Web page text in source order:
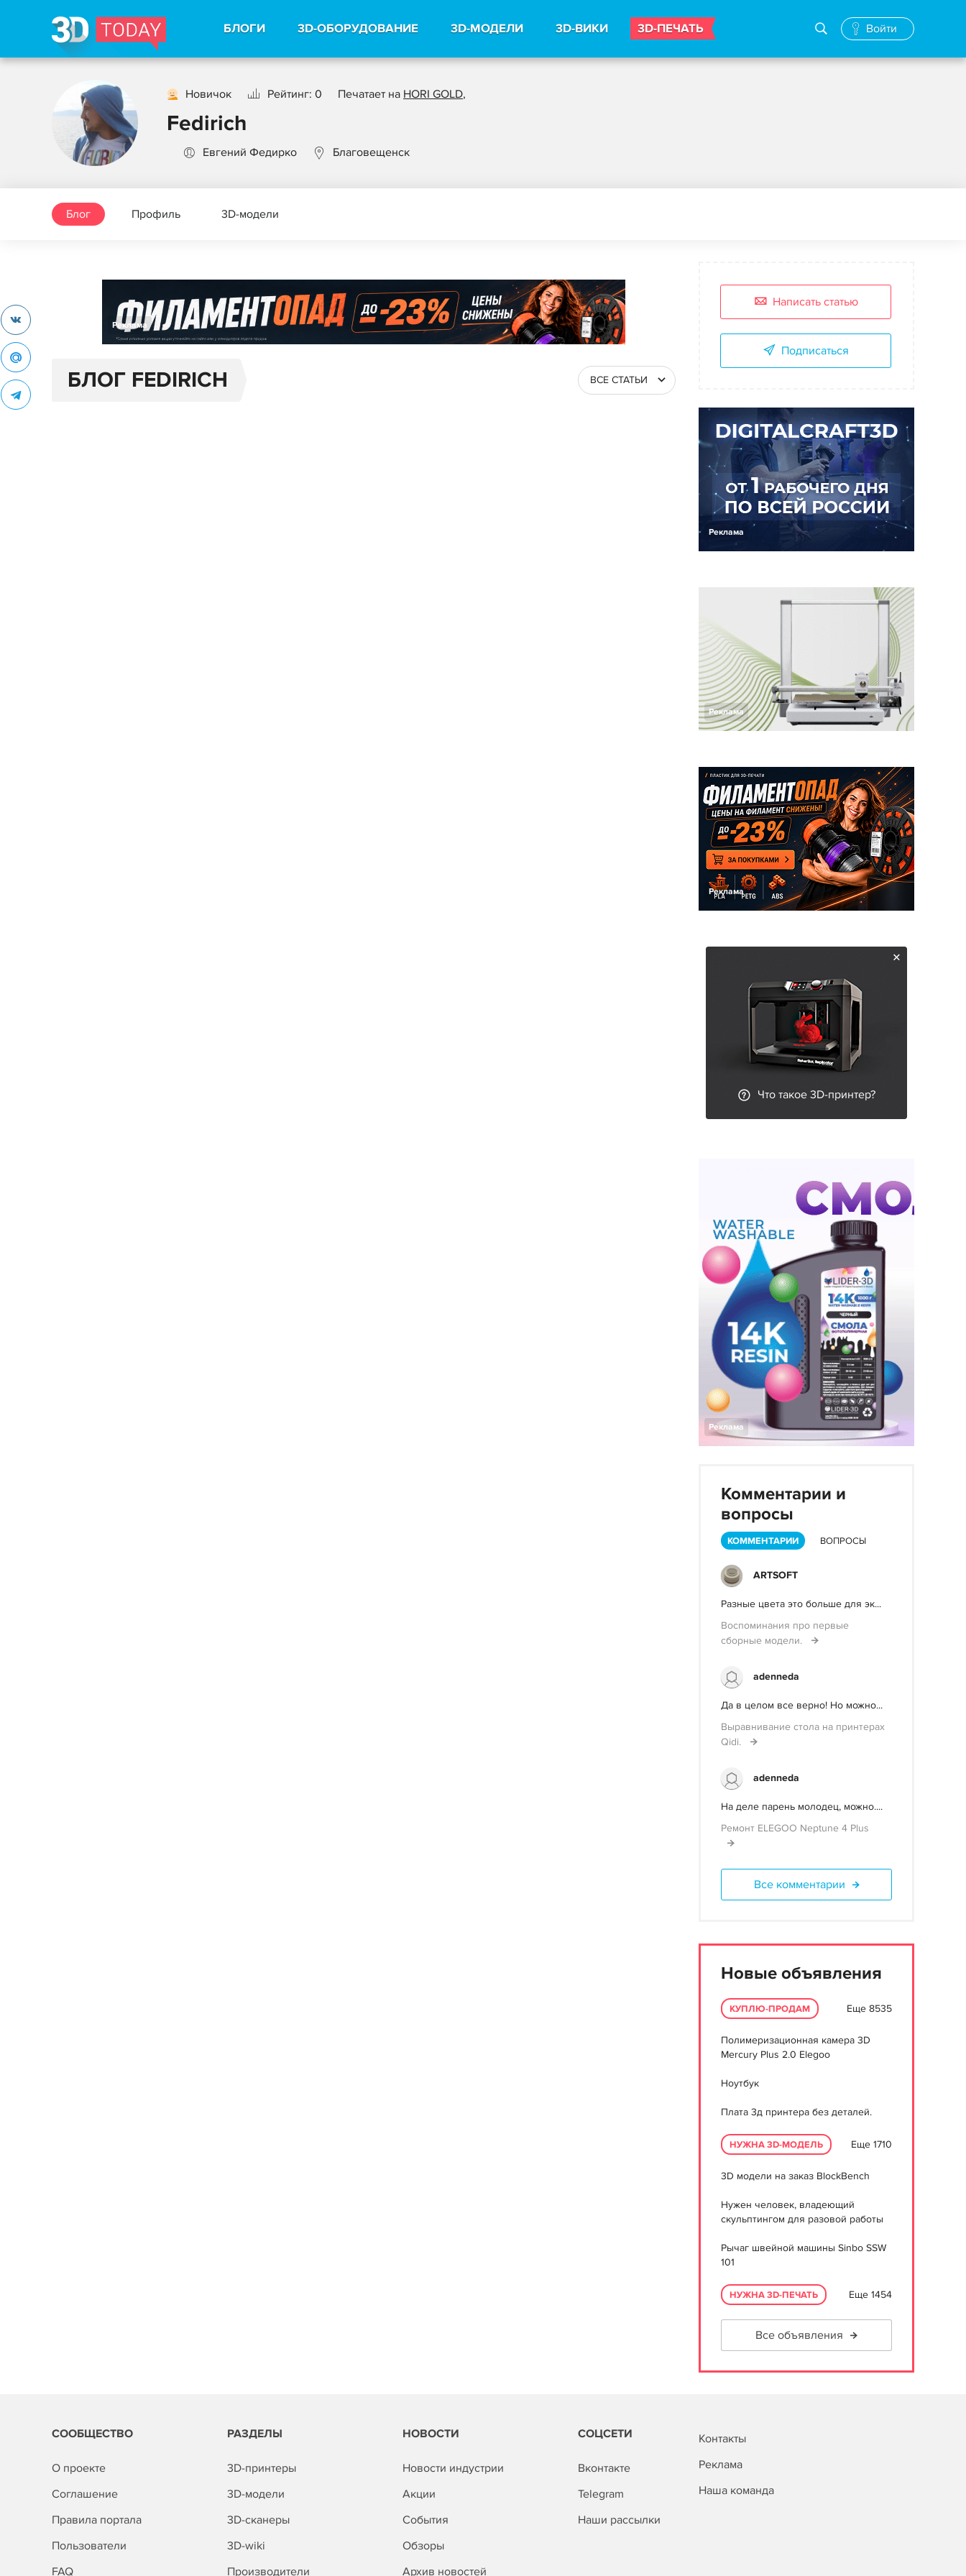
БЛОГИ 3D-ОБОРУДОВАНИЕ 3D-МОДЕЛИ 3D-ВИКИ 3D-ПЕЧАТЬ Войти
Новичок Рейтинг: 0 Печатает на HORI GOLD,
Fedirich
Евгений Федирко Благовещенск
Блог Профиль 3D-модели
Реклама
БЛОГ FEDIRICH ВСЕ СТАТЬИ
Написать статью
Подписаться
Реклама
Реклама
Реклама
Что такое 3D-принтер?
Реклама
Комментарии и
вопросы
КОММЕНТАРИИ ВОПРОСЫ
ARTSOFT
Разные цвета это больше для эк...
Воспоминания про первые
сборные модели.
adenneda
Да в целом все верно! Но можно...
Выравнивание стола на принтерах
Qidi.
adenneda
На деле парень молодец, можно....
Ремонт ELEGOO Neptune 4 Plus
Все комментарии
Новые объявления
КУПЛЮ-ПРОДАМ Еще 8535
Полимеризационная камера 3D
Mercury Plus 2.0 Elegoo
Ноутбук
Плата 3д принтера без деталей.
НУЖНА 3D-МОДЕЛЬ Еще 1710
3D модели на заказ BlockBench
Нужен человек, владеющий
скульптингом для разовой работы
Рычаг швейной машины Sinbo SSW
101
НУЖНА 3D-ПЕЧАТЬ Еще 1454
Все объявления
СООБЩЕСТВО
О проекте
Соглашение
Правила портала
Пользователи
FAQ
РАЗДЕЛЫ
3D-принтеры
3D-модели
3D-сканеры
3D-wiki
Производители
НОВОСТИ
Новости индустрии
Акции
События
Обзоры
Архив новостей
СОЦСЕТИ
Вконтакте
Telegram
Наши рассылки
Контакты
Реклама
Наша команда